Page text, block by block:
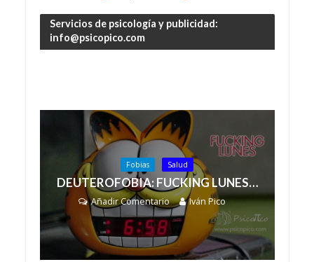
Servicios de psicología y publicidad:
info@psicopico.com
Fobias Salud
DEUTEROFOBIA: FUCKING LUNES…
Añadir Comentario Iván Pico